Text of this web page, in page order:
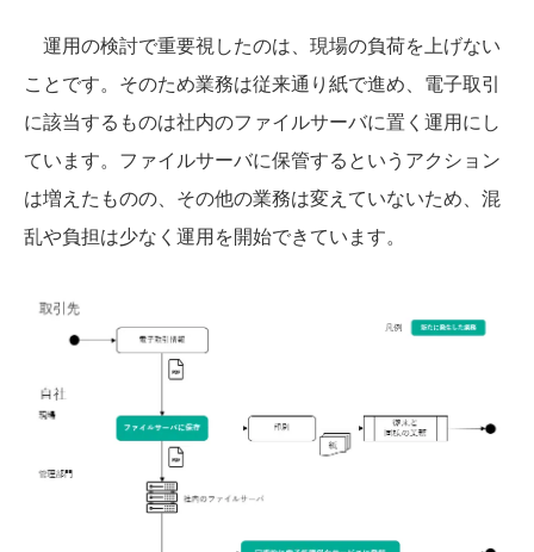
運用の検討で重要視したのは、現場の負荷を上げない
ことです。そのため業務は従来通り紙で進め、電子取引
に該当するものは社内のファイルサーバに置く運用にし
ています。ファイルサーバに保管するというアクション
は増えたものの、その他の業務は変えていないため、混
乱や負担は少なく運用を開始できています。